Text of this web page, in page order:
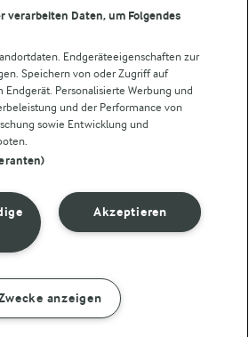
ZUTATEN
verarbeiten Daten, um Folgendes
Endgeräteeigenschaften zur
Speichern von oder Zugriff auf
Personalisierte Werbung und
und der Performance von
sowie Entwicklung und
Akzeptieren
anzeigen